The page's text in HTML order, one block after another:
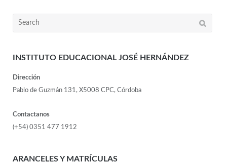
INSTITUTO EDUCACIONAL JOSÉ HERNÁNDEZ
Dirección
Pablo de Guzmán 131, X5008 CPC, Córdoba
Contactanos
(+54) 0351 477 1912
ARANCELES Y MATRÍCULAS